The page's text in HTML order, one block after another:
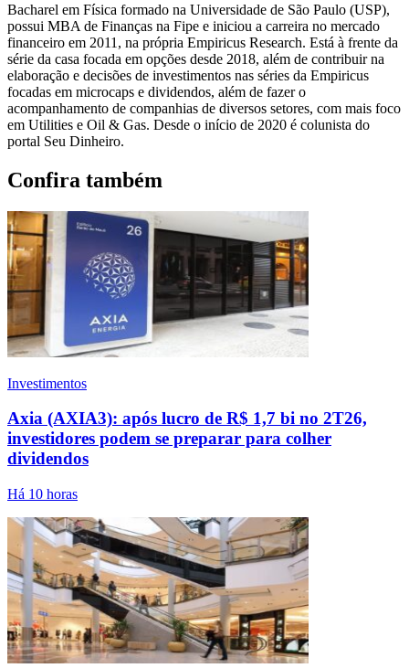
Bacharel em Física formado na Universidade de São Paulo (USP),
possui MBA de Finanças na Fipe e iniciou a carreira no mercado
financeiro em 2011, na própria Empiricus Research. Está à frente da
série da casa focada em opções desde 2018, além de contribuir na
elaboração e decisões de investimentos nas séries da Empiricus
focadas em microcaps e dividendos, além de fazer o
acompanhamento de companhias de diversos setores, com mais foco
em Utilities e Oil & Gas. Desde o início de 2020 é colunista do
portal Seu Dinheiro.
Confira também
Investimentos
Axia (AXIA3): após lucro de R$ 1,7 bi no 2T26,
investidores podem se preparar para colher
dividendos
Há 10 horas